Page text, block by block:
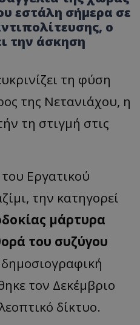
εστάλη σήμερα σε
ο
την άσκηση
τη φύση
της Νετανιάχου, η
τη στιγμή στις
Εργατικού
την κατηγορεί
μάρτυρα
του συζύγου
τον Δεκέμβριο
δίκτυο.